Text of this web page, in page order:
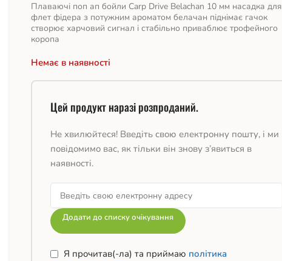
Плаваючі поп ап бойли Carp Drive Belachan 10 мм насадка для
флет фідера з потужним ароматом белачан піднімає гачок
створює харчовий сигнал і стабільно приваблює трофейного
коропа
Немає в наявності
Цей продукт наразі розпроданий.
Не хвилюйтеся! Введіть свою електронну пошту, і ми
повідомимо вас, як тільки він знову з’явиться в
наявності.
Додати до списку очікування
Я прочитав(-ла) та приймаю політика